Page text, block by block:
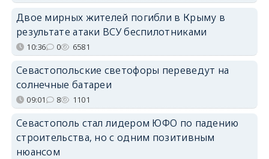
Двое мирных жителей погибли в Крыму в
результате атаки ВСУ беспилотниками
10:36 0 6581
Севастопольские светофоры переведут на
солнечные батареи
09:01 8 1101
Севастополь стал лидером ЮФО по падению
строительства, но с одним позитивным
нюансом